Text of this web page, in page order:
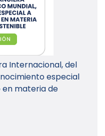
Internacional, del
especial
en materia de